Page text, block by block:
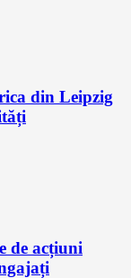
din Leipzig
de acțiuni